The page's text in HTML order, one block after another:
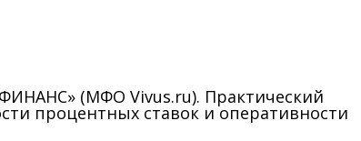
(МФО Vivus.ru). Практический
процентных ставок и оперативности